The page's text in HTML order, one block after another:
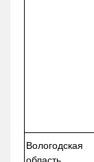
Вологодская